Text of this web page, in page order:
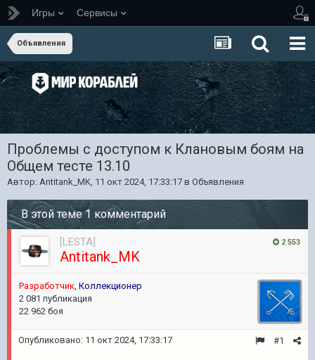
Игры Сервисы
Объявления
Проблемы с доступом к Клановым боям на
Общем тесте 13.10
Автор: Antitank_MK, 11 окт 2024, 17:33:17 в Объявления
В этой теме 1 комментарий
2 553
[LESTA]
Antitank_MK
Разработчик, Коллекционер
2 081 публикация
22 962 боя
#1
Опубликовано: 11 окт 2024, 17:33:17